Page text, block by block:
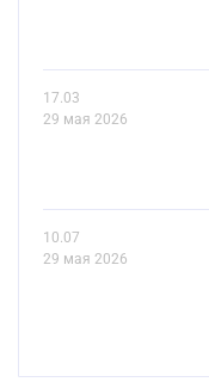
17.03
29 мая 2026
10.07
29 мая 2026